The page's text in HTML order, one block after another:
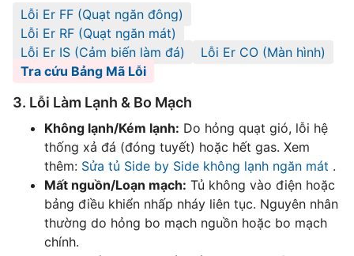
Lỗi Er FF (Quạt ngăn đông)
Lỗi Er RF (Quạt ngăn mát)
Lỗi Er IS (Cảm biến làm đá)
Lỗi Er CO (Màn hình)
Tra cứu Bảng Mã Lỗi
3. Lỗi Làm Lạnh & Bo Mạch
Không lạnh/Kém lạnh: Do hỏng quạt gió, lỗi hệ
thống xả đá (đóng tuyết) hoặc hết gas. Xem
thêm: Sửa tủ Side by Side không lạnh ngăn mát .
Mất nguồn/Loạn mạch: Tủ không vào điện hoặc
bảng điều khiển nhấp nháy liên tục. Nguyên nhân
thường do hỏng bo mạch nguồn hoặc bo mạch
chính.